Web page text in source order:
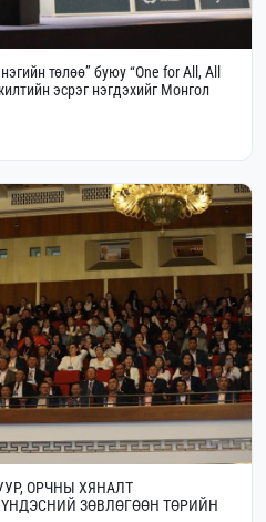
төлөө” буюу “One for All, All
эсрэг нэгдэхийг Монгол
ОРЧНЫ ХЯНАЛТ
ЗӨВЛӨГӨӨН ТӨРИЙН